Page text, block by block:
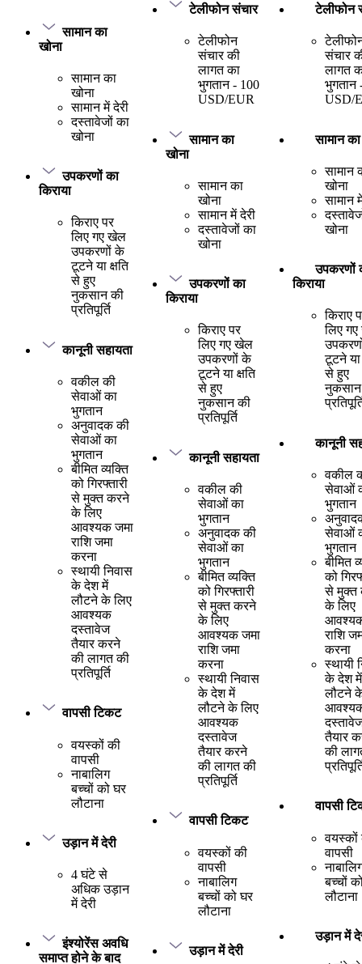
सामान का
खोना
सामान का
खोना
सामान में देरी
दस्तावेजों का
खोना
उपकरणों का
किराया
किराए पर
लिए गए खेल
उपकरणों के
टूटने या क्षति
से हुए
नुकसान की
प्रतिपूर्ति
कानूनी सहायता
वकील की
सेवाओं का
भुगतान
अनुवादक की
सेवाओं का
भुगतान
बीमित व्यक्ति
को गिरफ्तारी
से मुक्त करने
के लिए
आवश्यक जमा
राशि जमा
करना
स्थायी निवास
के देश में
लौटने के लिए
आवश्यक
दस्तावेज
तैयार करने
की लागत की
प्रतिपूर्ति
वापसी टिकट
वयस्कों की
वापसी
नाबालिग
बच्चों को घर
लौटाना
उड़ान में देरी
4 घंटे से
अधिक उड़ान
में देरी
इंश्योरेंस अवधि
समाप्त होने के बाद
टेलीफोन संचार
टेलीफोन
संचार की
लागत का
भुगतान - 100
USD/EUR
सामान का
खोना
सामान का
खोना
सामान में देरी
दस्तावेजों का
खोना
उपकरणों का
किराया
किराए पर
लिए गए खेल
उपकरणों के
टूटने या क्षति
से हुए
नुकसान की
प्रतिपूर्ति
कानूनी सहायता
वकील की
सेवाओं का
भुगतान
अनुवादक की
सेवाओं का
भुगतान
बीमित व्यक्ति
को गिरफ्तारी
से मुक्त करने
के लिए
आवश्यक जमा
राशि जमा
करना
स्थायी निवास
के देश में
लौटने के लिए
आवश्यक
दस्तावेज
तैयार करने
की लागत की
प्रतिपूर्ति
वापसी टिकट
वयस्कों की
वापसी
नाबालिग
बच्चों को घर
लौटाना
उड़ान में देरी
टेलीफोन
संचार
लागत
भुगतान
USD/
सामान
सामान
खोना
सामान
खोना
उपकरणों
किराया
किराए
लिए
टूटने या
से हुए
कानूनी
वकील
सेवाओं
भुगतान
सेवाओं
भुगतान
बीमित
को
से मुक्त
के लिए
राशि
करना
स्थायी
के देश में
लौटने
तैयार
की
वापसी
वयस्कों
वापसी
बच्चों
लौटाना
उड़ान में